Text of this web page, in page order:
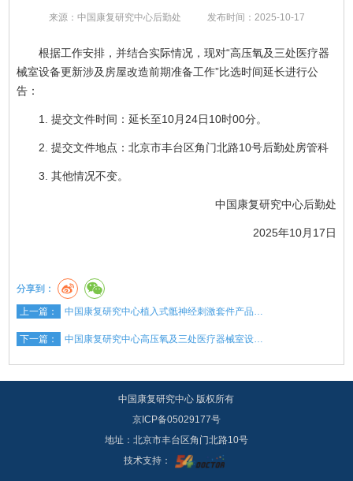
来源：中国康复研究中心后勤处 发布时间：2025-10-17
根据工作安排，并结合实际情况，现对“高压氧及三处医疗器
械室设备更新涉及房屋改造前期准备工作”比选时间延长进行公
告：
1. 提交文件时间：延长至10月24日10时00分。
2. 提交文件地点：北京市丰台区角门北路10号后勤处房管科
3. 其他情况不变。
中国康复研究中心后勤处
2025年10月17日
分享到：
上一篇： 中国康复研究中心植入式骶神经刺激套件产品…
下一篇： 中国康复研究中心高压氧及三处医疗器械室设…
中国康复研究中心 版权所有
京ICP备05029177号
地址：北京市丰台区角门北路10号
技术支持：